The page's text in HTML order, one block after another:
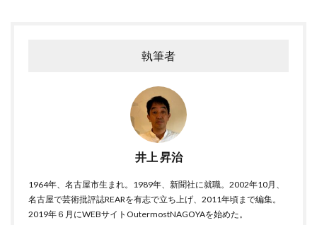
執筆者
井上 昇治
1964年、名古屋市生まれ。1989年、新聞社に就職。2002年10月、
名古屋で芸術批評誌REARを有志で立ち上げ、2011年頃まで編集。
2019年６月にWEBサイトOutermostNAGOYAを始めた。